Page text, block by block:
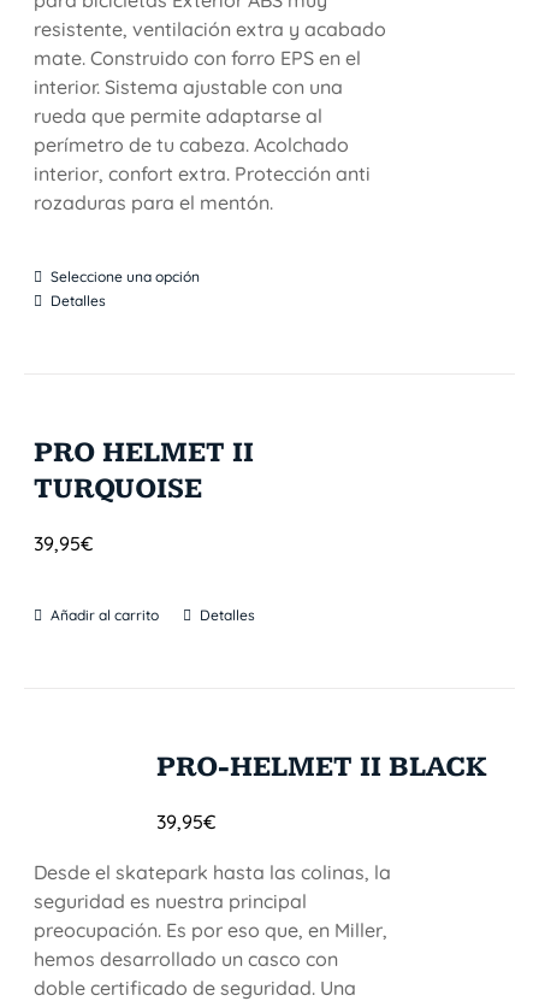
resistente, ventilación extra y acabado
mate. Construido con forro EPS en el
interior. Sistema ajustable con una
rueda que permite adaptarse al
perímetro de tu cabeza. Acolchado
interior, confort extra. Protección anti
rozaduras para el mentón.
Seleccione una opción
Detalles
PRO HELMET II
TURQUOISE
39,95€
Añadir al carrito Detalles
PRO-HELMET II BLACK
39,95€
Desde el skatepark hasta las colinas, la
seguridad es nuestra principal
preocupación. Es por eso que, en Miller,
hemos desarrollado un casco con
doble certificado de seguridad. Una